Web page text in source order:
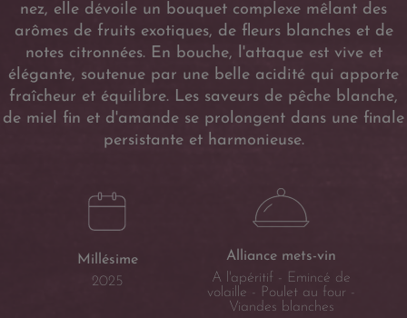
nez, elle dévoile un bouquet complexe mêlant des
arômes de fruits exotiques, de fleurs blanches et de
notes citronnées. En bouche, l'attaque est vive et
élégante, soutenue par une belle acidité qui apporte
fraîcheur et équilibre. Les saveurs de pêche blanche,
de miel fin et d'amande se prolongent dans une finale
persistante et harmonieuse.
Millésime
2025
Alliance mets-vin
A l'apéritif - Emincé de
volaille - Poulet au four -
Viandes blanches